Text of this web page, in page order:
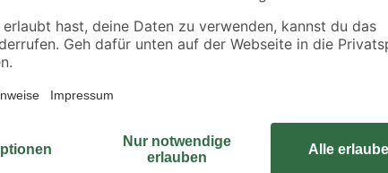
Flexkleber 22 kg
25
Fliesenschwamm 165
x 110 x 65 mm